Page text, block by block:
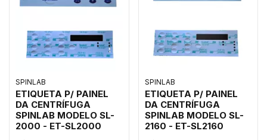
SPINLAB
ETIQUETA P/ PAINEL
DA CENTRÍFUGA
SPINLAB MODELO SL-
2000 - ET-SL2000
SPINLAB
ETIQUETA P/ PAINEL
DA CENTRÍFUGA
SPINLAB MODELO SL-
2160 - ET-SL2160